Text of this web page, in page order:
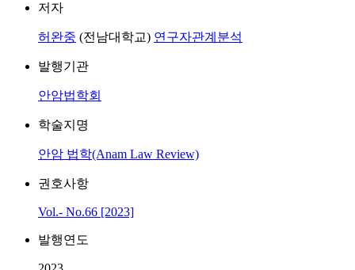
저자
허완중 (전남대학교) 연구자관계분석
발행기관
안암법학회
학술지명
안암 법학(Anam Law Review)
권호사항
Vol.- No.66 [2023]
발행연도